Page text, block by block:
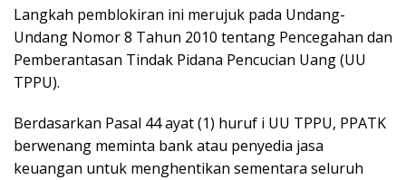
Langkah pemblokiran ini merujuk pada Undang-
Undang Nomor 8 Tahun 2010 tentang Pencegahan dan
Pemberantasan Tindak Pidana Pencucian Uang (UU
TPPU).
Berdasarkan Pasal 44 ayat (1) huruf i UU TPPU, PPATK
berwenang meminta bank atau penyedia jasa
keuangan untuk menghentikan sementara seluruh